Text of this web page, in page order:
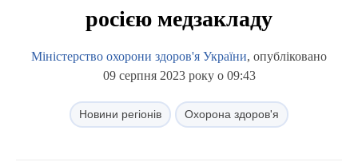
росією медзакладу
Міністерство охорони здоров'я України, опубліковано
09 серпня 2023 року о 09:43
Новини регіонів Охорона здоров'я